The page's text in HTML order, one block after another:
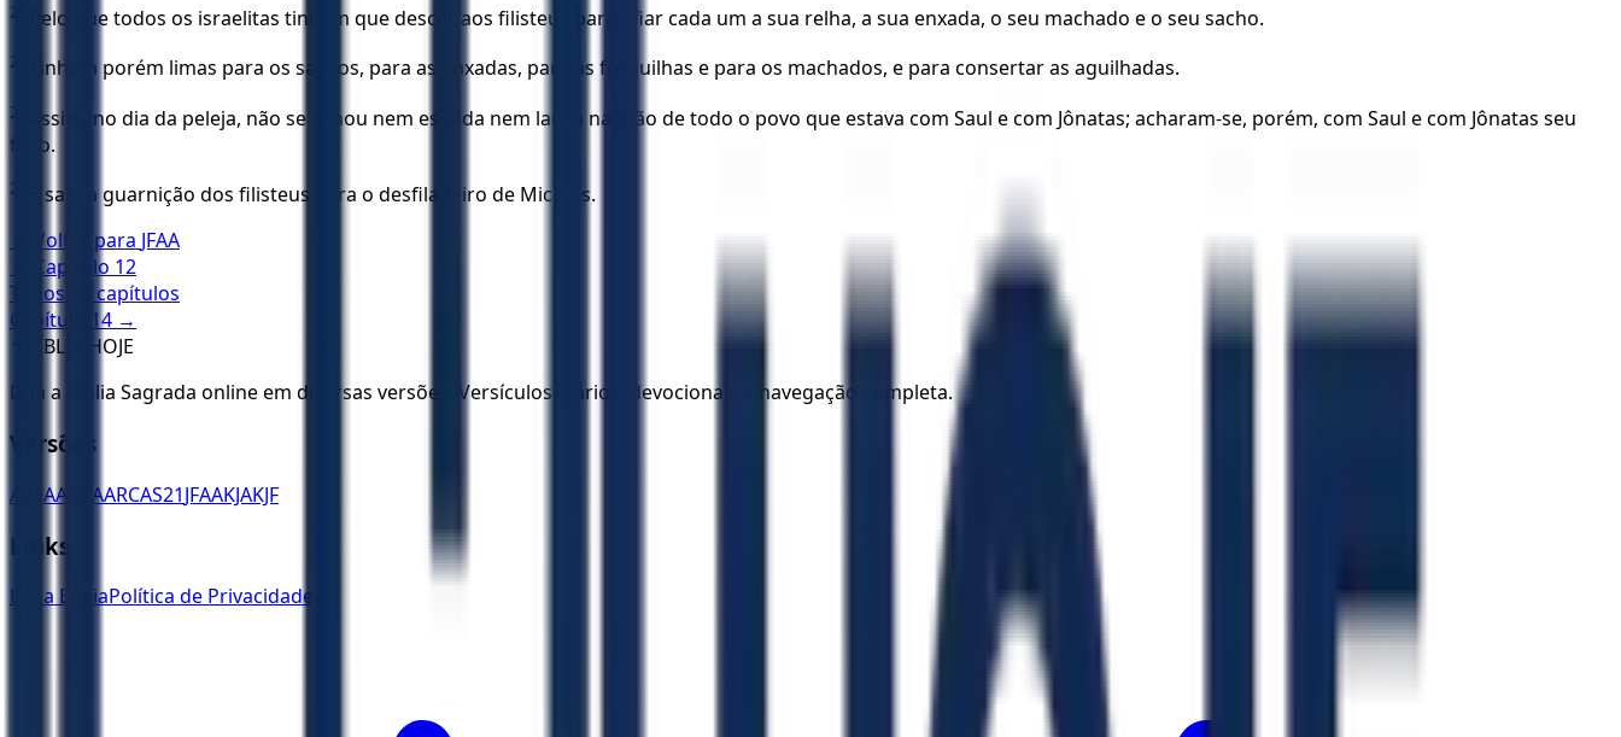
20 Pelo que todos os israelitas tinham que descer aos filisteus para afiar cada um a sua relha, a sua enxada, o seu machado e o seu sacho.
21 Tinham porém limas para os sachos, para as enxadas, para as forquilhas e para os machados, e para consertar as aguilhadas.
22
Assim, no dia da peleja, não se achou nem espada nem lança na mão de todo o povo que estava com Saul e com Jônatas; acharam-se, porém, com Saul e com Jônatas seu
filho.
23
E saiu a guarnição dos filisteus para o desfiladeiro de Micmás.
← Voltar para JFAA
← Capítulo 12
Todos os capítulos
Capítulo
14 →
BÍBLIA HOJE
Leia a Bíblia Sagrada online em diversas versões. Versículos diários, devocionais e navegação completa.
Versões
ACFAA ARAARCAS21JFAAKJAKJF
Links
Ler a BíbliaPolítica de Privacidade